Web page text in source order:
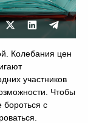
Колебания цен
участников
Чтобы
бороться с